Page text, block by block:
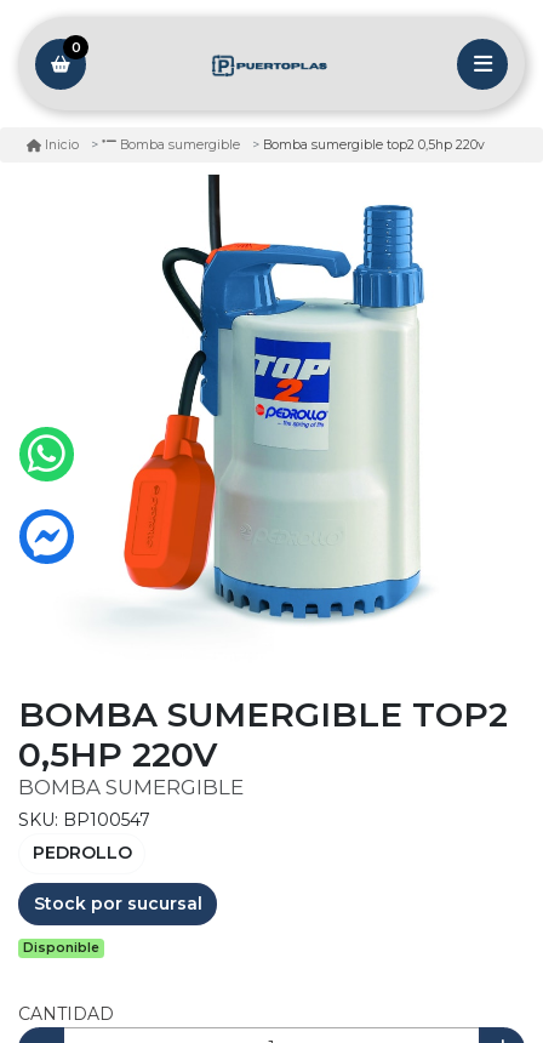
0
Inicio Bomba sumergible Bomba sumergible top2 0,5hp 220v
BOMBA SUMERGIBLE TOP2
0,5HP 220V
BOMBA SUMERGIBLE
SKU: BP100547
PEDROLLO
Stock por sucursal
Disponible
CANTIDAD